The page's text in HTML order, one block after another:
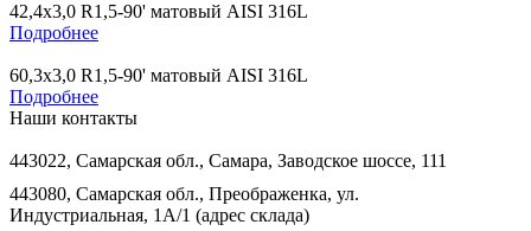
42,4х3,0 R1,5-90' матовый AISI 316L
Подробнее
60,3х3,0 R1,5-90' матовый AISI 316L
Подробнее
Наши контакты
443022, Самарская обл., Самара, Заводское шоссе, 111
443080, Самарская обл., Преображенка, ул.
Индустриальная, 1А/1 (адрес склада)